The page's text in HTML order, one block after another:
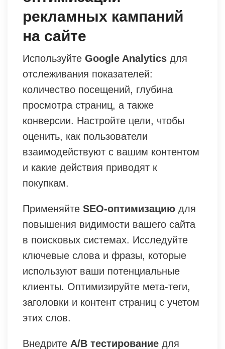
рекламных кампаний
на сайте
Используйте Google Analytics для
отслеживания показателей:
количество посещений, глубина
просмотра страниц, а также
конверсии. Настройте цели, чтобы
оценить, как пользователи
взаимодействуют с вашим контентом
и какие действия приводят к
покупкам.
Применяйте SEO-оптимизацию для
повышения видимости вашего сайта
в поисковых системах. Исследуйте
ключевые слова и фразы, которые
используют ваши потенциальные
клиенты. Оптимизируйте мета-теги,
заголовки и контент страниц с учетом
этих слов.
Внедрите A/B тестирование для